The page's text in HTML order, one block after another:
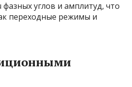
углов и амплитуд, что
переходные режимы и